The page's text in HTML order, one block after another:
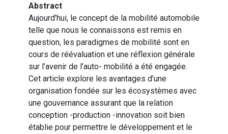
Abstract
Aujourd’hui, le concept de la mobilité automobile
telle que nous le connaissons est remis en
question, les paradigmes de mobilité sont en
cours de réévaluation et une réflexion générale
sur l’avenir de l’auto- mobilité a été engagée.
Cet article explore les avantages d’une
organisation fondée sur les écosystèmes avec
une gouvernance assurant que la relation
conception -production -innovation soit bien
établie pour permettre le développement et le